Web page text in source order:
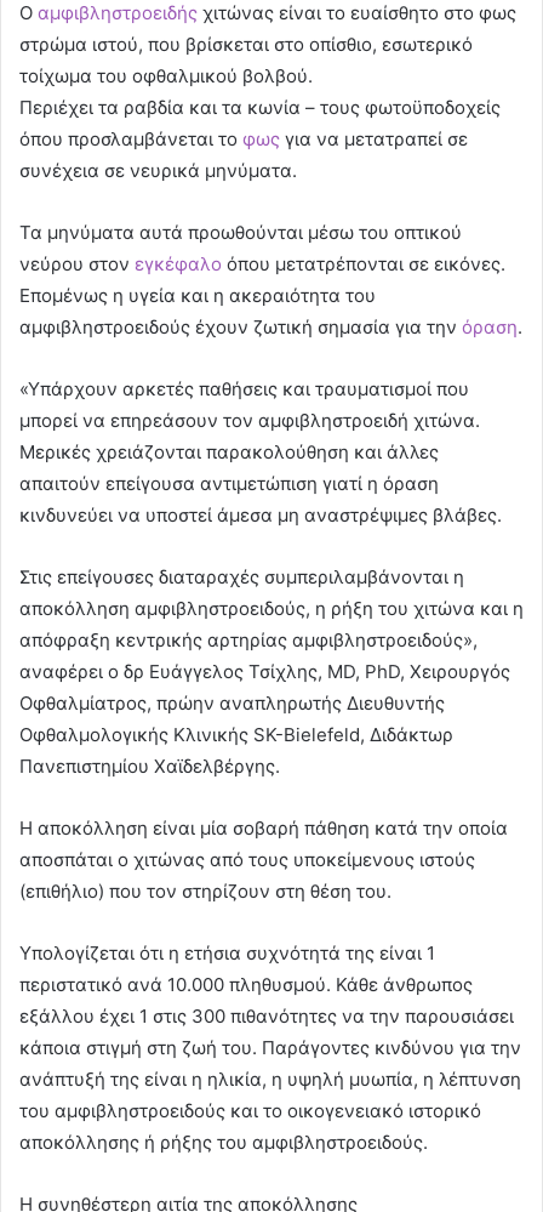
Ο αμφιβληστροειδής χιτώνας είναι το ευαίσθητο στο φως
στρώμα ιστού, που βρίσκεται στο οπίσθιο, εσωτερικό
τοίχωμα του οφθαλμικού βολβού.
Περιέχει τα ραβδία και τα κωνία – τους φωτοϋποδοχείς
όπου προσλαμβάνεται το φως για να μετατραπεί σε
συνέχεια σε νευρικά μηνύματα.
Τα μηνύματα αυτά προωθούνται μέσω του οπτικού
νεύρου στον εγκέφαλο όπου μετατρέπονται σε εικόνες.
Επομένως η υγεία και η ακεραιότητα του
αμφιβληστροειδούς έχουν ζωτική σημασία για την όραση.
«Υπάρχουν αρκετές παθήσεις και τραυματισμοί που
μπορεί να επηρεάσουν τον αμφιβληστροειδή χιτώνα.
Μερικές χρειάζονται παρακολούθηση και άλλες
απαιτούν επείγουσα αντιμετώπιση γιατί η όραση
κινδυνεύει να υποστεί άμεσα μη αναστρέψιμες βλάβες.
Στις επείγουσες διαταραχές συμπεριλαμβάνονται η
αποκόλληση αμφιβληστροειδούς, η ρήξη του χιτώνα και η
απόφραξη κεντρικής αρτηρίας αμφιβληστροειδούς»,
αναφέρει ο δρ Ευάγγελος Τσίχλης, MD, PhD, Χειρουργός
Οφθαλμίατρος, πρώην αναπληρωτής Διευθυντής
Οφθαλμολογικής Κλινικής SK-Bielefeld, Διδάκτωρ
Πανεπιστημίου Χαϊδελβέργης.
Η αποκόλληση είναι μία σοβαρή πάθηση κατά την οποία
αποσπάται ο χιτώνας από τους υποκείμενους ιστούς
(επιθήλιο) που τον στηρίζουν στη θέση του.
Υπολογίζεται ότι η ετήσια συχνότητά της είναι 1
περιστατικό ανά 10.000 πληθυσμού. Κάθε άνθρωπος
εξάλλου έχει 1 στις 300 πιθανότητες να την παρουσιάσει
κάποια στιγμή στη ζωή του. Παράγοντες κινδύνου για την
ανάπτυξή της είναι η ηλικία, η υψηλή μυωπία, η λέπτυνση
του αμφιβληστροειδούς και το οικογενειακό ιστορικό
αποκόλλησης ή ρήξης του αμφιβληστροειδούς.
Η συνηθέστερη αιτία της αποκόλλησης